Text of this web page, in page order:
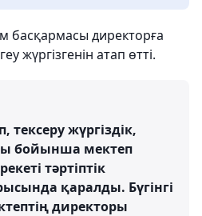
басқармасы директорға
жүргізгенін атап өтті.
жүргіздік,
бойынша мектеп
тәртіптік
қаралды. Бүгінгі
директоры